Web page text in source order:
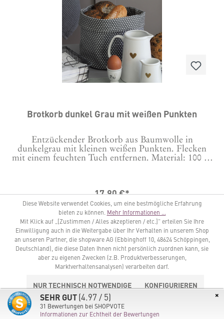
Brotkorb dunkel Grau mit weißen Punkten
Entzückender Brotkorb aus Baumwolle in
dunkelgrau mit kleinen weißen Punkten. Flecken
mit einem feuchten Tuch entfernen. Material: 100 %
17,90 €*
IN DEN WARENKORB
Diese Website verwendet Cookies, um eine bestmögliche Erfahrung
bieten zu können. Mehr Informationen ...
Mit Klick auf „[Zustimmen / Alles akzeptieren / etc.]“ erteilen Sie Ihre
Einwilligung auch in die Weitergabe über Ihr Verhalten in unserem Shop
an unseren Partner, die shopware AG (Ebbinghoff 10, 48624 Schöppingen,
Deutschland), die diese Daten Ihnen nicht persönlich zuordnen kann, sie
aber zu eigenen Zwecken (z.B. Produktverbesserungen,
Marktverhaltensanalysen) verarbeiten darf.
NUR TECHNISCH NOTWENDIGE
KONFIGURIEREN
ALLE COOKIES AKZEPTIEREN
×
SEHR GUT(4.97 / 5)
31 Bewertungen bei SHOPVOTE
Informationen zur Echtheit der Bewertungen